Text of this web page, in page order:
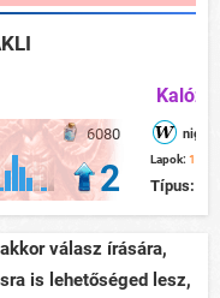
6080
2 Lapok: 18
Típus:
válasz írására,
is lehetőséged lesz,